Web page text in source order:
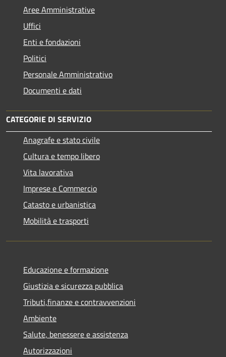
Aree Amministrative
Uffici
Enti e fondazioni
Politici
Personale Amministrativo
Documenti e dati
CATEGORIE DI SERVIZIO
Anagrafe e stato civile
Cultura e tempo libero
Vita lavorativa
Imprese e Commercio
Catasto e urbanistica
Mobilità e trasporti
Educazione e formazione
Giustizia e sicurezza pubblica
Tributi,finanze e contravvenzioni
Ambiente
Salute, benessere e assistenza
Autorizzazioni